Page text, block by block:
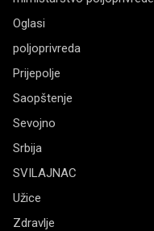
Oglasi
poljoprivreda
Prijepolje
Saopštenje
Sevojno
Srbija
SVILAJNAC
Užice
Zdravlje